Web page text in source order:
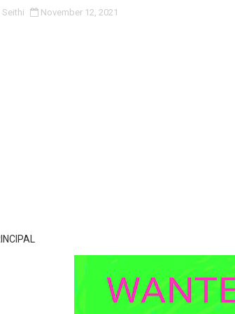
பள்ளி காலை வழிபாட்டுச் செயல்பாடுகள் - டிசம்பர் 17
Seithi November 12, 2021